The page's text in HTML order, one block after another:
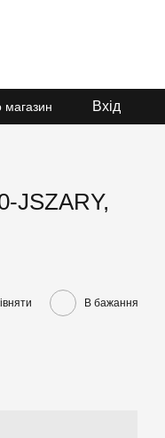
магазин Вхід
JSZARY,
В бажання